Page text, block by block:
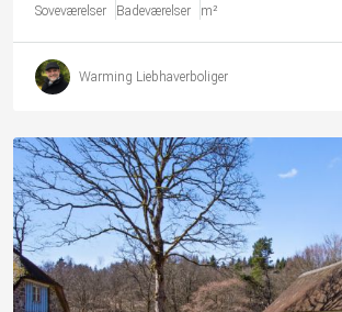
Soveværelser Badeværelser m²
Warming Liebhaverboliger